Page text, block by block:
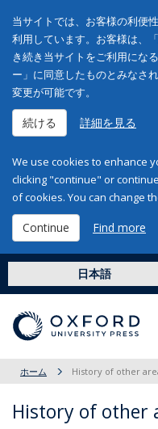
当サイトでは、お客様の利便
利用しています。お客様は、
き続き当サイトをご利用にな
ー」に同意したものとみなさ
変更が可能です。
続ける 詳細を見る
We use cookies to enhance
clicking "continue" or
of cookies. You can change
Continue Find more
日本語
ホーム History of other
History of other